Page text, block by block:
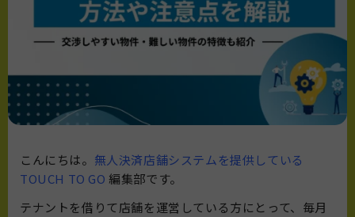
こんにちは。 無人決済店舗システムを提供している
TOUCH TO GO 編集部です。
テナントを借りて店舗を運営している方にとって、毎月